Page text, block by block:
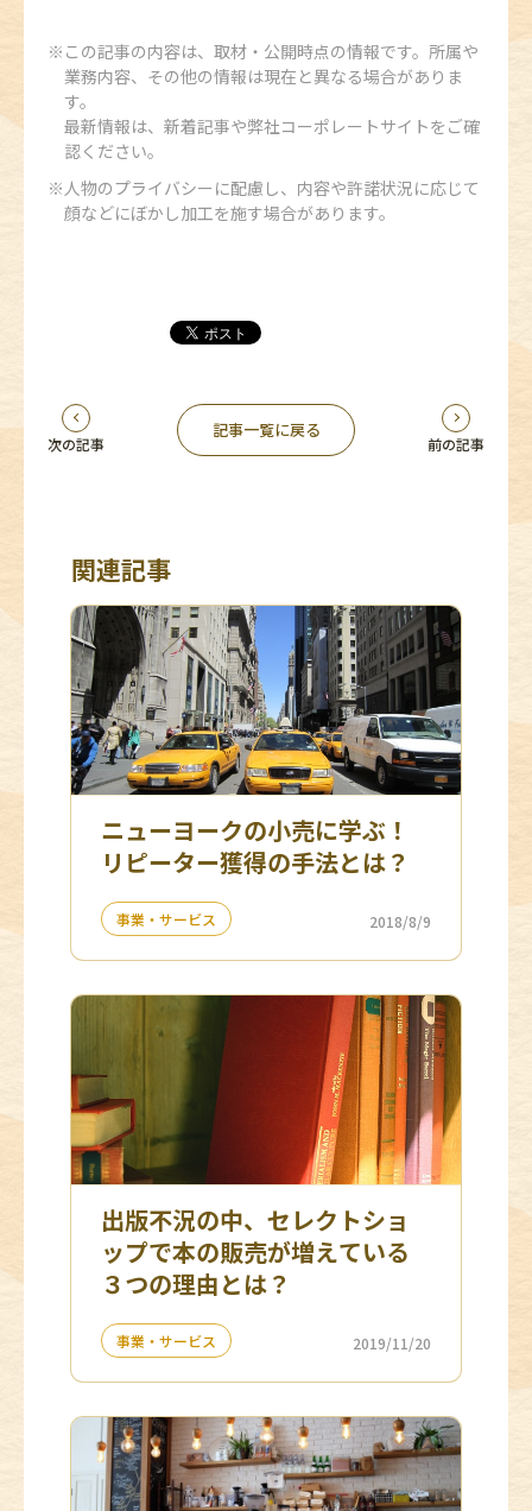
この記事の内容は、取材・公開時点の情報です。所属や
業務内容、その他の情報は現在と異なる場合がありま
す。
最新情報は、新着記事や弊社コーポレートサイトをご確
認ください。
人物のプライバシーに配慮し、内容や許諾状況に応じて
顔などにぼかし加工を施す場合があります。
次の記事
記事一覧に戻る
前の記事
関連記事
ニューヨークの小売に学ぶ！
リピーター獲得の手法とは？
事業・サービス 2018/8/9
出版不況の中、セレクトショ
ップで本の販売が増えている
３つの理由とは？
事業・サービス 2019/11/20